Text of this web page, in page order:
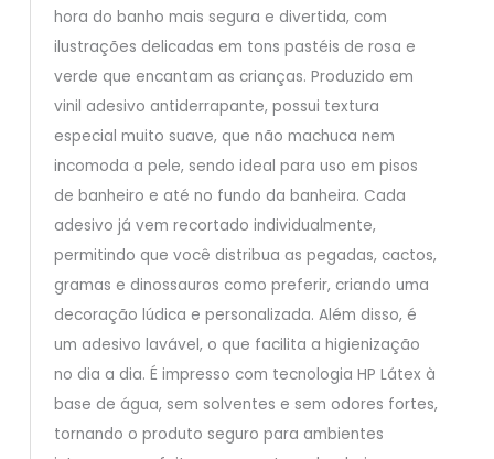
hora do banho mais segura e divertida, com
ilustrações delicadas em tons pastéis de rosa e
verde que encantam as crianças. Produzido em
vinil adesivo antiderrapante, possui textura
especial muito suave, que não machuca nem
incomoda a pele, sendo ideal para uso em pisos
de banheiro e até no fundo da banheira. Cada
adesivo já vem recortado individualmente,
permitindo que você distribua as pegadas, cactos,
gramas e dinossauros como preferir, criando uma
decoração lúdica e personalizada. Além disso, é
um adesivo lavável, o que facilita a higienização
no dia a dia. É impresso com tecnologia HP Látex à
base de água, sem solventes e sem odores fortes,
tornando o produto seguro para ambientes